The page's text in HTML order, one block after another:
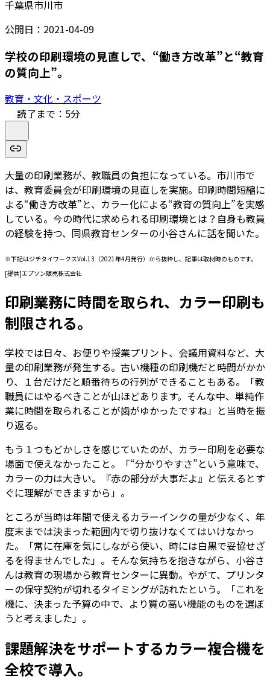
千葉県市川市
公開日： 2021-04-09
学校の印刷環境の見直しで、“働き方改革”と“教育
の質向上”。
教育・文化・スポーツ
読了まで： 5分
大量の印刷業務が、教職員の負担になっている。市川市で
は、教育委員会が印刷環境の見直しを実施。印刷時間短縮に
よる“働き方改革”と、カラー化による“教育の質向上”を実感
している。今の時代に求められる印刷環境とは？自身も教員
の経験を持つ、同県教育センターの小谷さんに話を聞いた。
※下記はジチタイワークスVol.13（2021年4月発行）から抜粋し、記事は取材時のものです。
[提供]エプソン販売株式会社
印刷業務に時間を取られ、カラー印刷も
制限される。
学校では日々、お便りや授業プリント、会議用資料など、大
量の印刷業務が発生する。古い機種の印刷機だと時間がかか
り、１台だけだと順番待ちの行列ができることもある。「教
職員にはやるべきことが山ほどあります。そんな中、単純作
業に時間を取られることが歯がゆかったですね」と当時を振
り返る。
もう１つもどかしさを感じていたのが、カラー印刷を必要な
場面で使えなかったこと。「“分かりやすさ”という意味で、
カラーの力は大きい。『赤の部分が大事だよ』と伝えるとす
ぐに理解ができますから」。
ところが当時は年間で使えるカラーインクの量が少なく、年
度末までは決まった範囲内で切り抜けなくてはいけなかっ
た。「常に在庫を気にしながら使い、時には白黒で妥協せざ
るを得ませんでした」。そんな気持ちを抱きながら、小谷さ
んは教育の現場から教育センターに異動。やがて、プリンタ
ーの保守契約が切れるタイミングが訪れたという。「これを
機に、決まった予算の中で、より質の高い機能のものを選ぼ
うと考えました」。
課題解決をサポートするカラー複合機を
全校で導入。